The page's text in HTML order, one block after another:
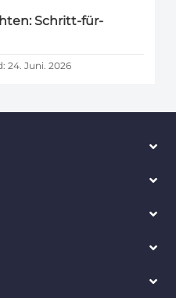
Schritt-für-
24. Juni. 2026